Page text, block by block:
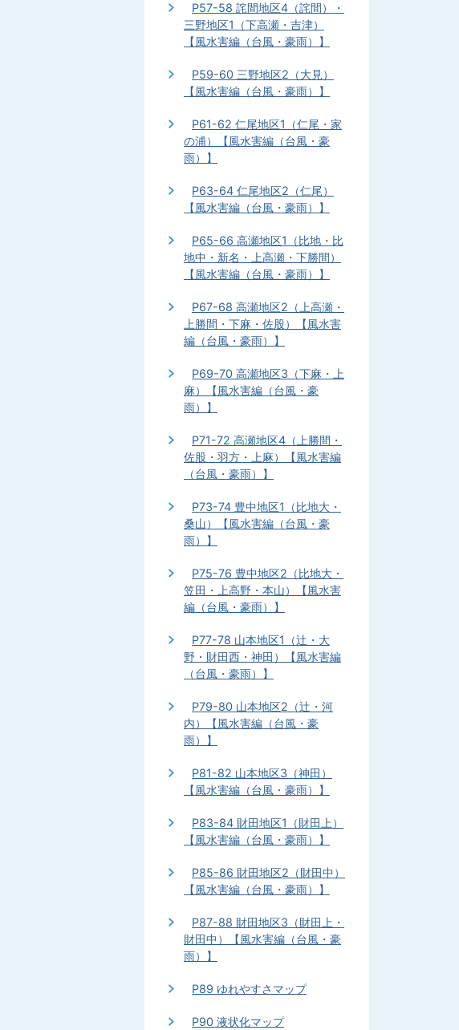
P57-58 詫間地区4（詫間）・
三野地区1（下高瀬・吉津）
【風水害編（台風・豪雨）】
P59-60 三野地区2（大見）
【風水害編（台風・豪雨）】
P61-62 仁尾地区1（仁尾・家
の浦）【風水害編（台風・豪
雨）】
P63-64 仁尾地区2（仁尾）
【風水害編（台風・豪雨）】
P65-66 高瀬地区1（比地・比
地中・新名・上高瀬・下勝間）
【風水害編（台風・豪雨）】
P67-68 高瀬地区2（上高瀬・
上勝間・下麻・佐股）【風水害
編（台風・豪雨）】
P69-70 高瀬地区3（下麻・上
麻）【風水害編（台風・豪
雨）】
P71-72 高瀬地区4（上勝間・
佐股・羽方・上麻）【風水害編
（台風・豪雨）】
P73-74 豊中地区1（比地大・
桑山）【風水害編（台風・豪
雨）】
P75-76 豊中地区2（比地大・
笠田・上高野・本山）【風水害
編（台風・豪雨）】
P77-78 山本地区1（辻・大
野・財田西・神田）【風水害編
（台風・豪雨）】
P79-80 山本地区2（辻・河
内）【風水害編（台風・豪
雨）】
P81-82 山本地区3（神田）
【風水害編（台風・豪雨）】
P83-84 財田地区1（財田上）
【風水害編（台風・豪雨）】
P85-86 財田地区2（財田中）
【風水害編（台風・豪雨）】
P87-88 財田地区3（財田上・
財田中）【風水害編（台風・豪
雨）】
P89 ゆれやすさマップ
P90 液状化マップ